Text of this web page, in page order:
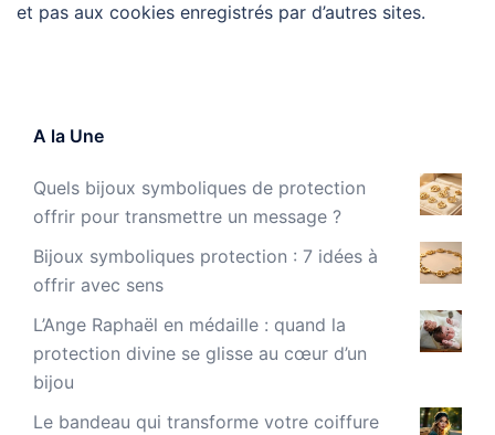
et pas aux cookies enregistrés par d’autres sites.
A la Une
Quels bijoux symboliques de protection
offrir pour transmettre un message ?
Bijoux symboliques protection : 7 idées à
offrir avec sens
L’Ange Raphaël en médaille : quand la
protection divine se glisse au cœur d’un
bijou
Le bandeau qui transforme votre coiffure